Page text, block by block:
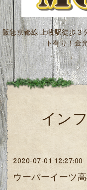
阪急京都線 上牧駅徒歩３
ト有り！金
イン
2020-07-01 12:27:00
ウーバーイーツ